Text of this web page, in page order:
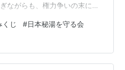
ながらも、権力争いの末にこ
のすぐ隣を見て驚きました。
くじ……？」 お墓と並んで、
くじ。正直、お墓のすぐ隣で
しかも結構な存在感で）光景
くじ #日本秘湯を守る会